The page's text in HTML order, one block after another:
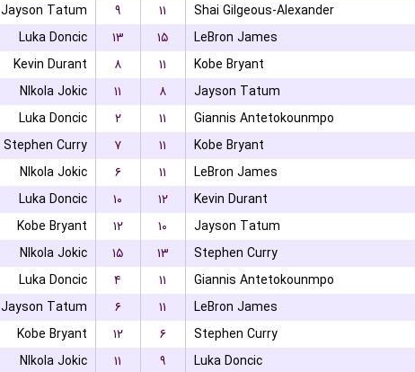
Jayson Tatum
۹ ۱۱ Shai Gilgeous-Alexander
Luka Doncic
۱۳ ۱۵ LeBron James
Kevin Durant
۸ ۱۱ Kobe Bryant
NIkola Jokic
۱۱ ۸ Jayson Tatum
Luka Doncic
۲ ۱۱ Giannis Antetokounmpo
Stephen Curry
۷ ۱۱ Kobe Bryant
NIkola Jokic
۶ ۱۱ LeBron James
Luka Doncic
۱۰ ۱۲ Kevin Durant
Kobe Bryant
۱۲ ۱۰ Jayson Tatum
NIkola Jokic
۱۵ ۱۳ Stephen Curry
Luka Doncic
۴ ۱۱ Giannis Antetokounmpo
Jayson Tatum
۶ ۱۱ LeBron James
Kobe Bryant
۱۲ ۶ Stephen Curry
NIkola Jokic
۱۱ ۹ Luka Doncic